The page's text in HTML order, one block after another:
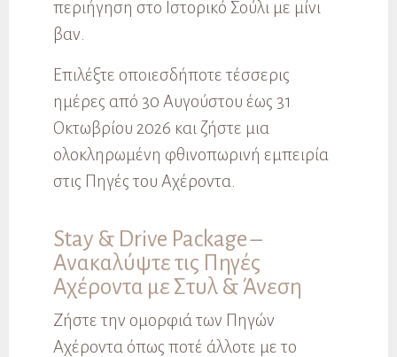
περιήγηση στο Ιστορικό Σούλι με μίνι
βαν.
Επιλέξτε οποιεσδήποτε τέσσερις
ημέρες από 30 Αυγούστου έως 31
Οκτωβρίου 2026 και ζήστε μια
ολοκληρωμένη φθινοπωρινή εμπειρία
στις Πηγές του Αχέροντα.
Stay & Drive Package –
Ανακαλύψτε τις Πηγές
Αχέροντα με Στυλ & Άνεση
Ζήστε την ομορφιά των Πηγών
Αχέροντα όπως ποτέ άλλοτε με το